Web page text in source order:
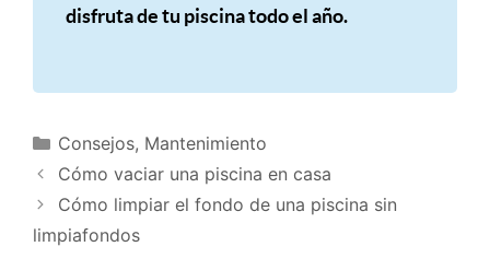
disfruta de tu piscina todo el año.
Consejos, Mantenimiento
Cómo vaciar una piscina en casa
Cómo limpiar el fondo de una piscina sin
limpiafondos